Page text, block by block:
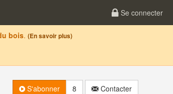
Se connecter
bois. (En savoir plus)
S'abonner 8 Contacter